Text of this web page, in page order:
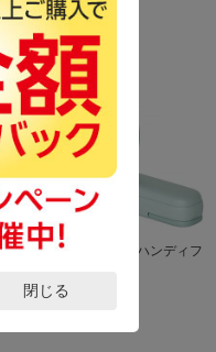
閉じる
ろ
暑さ対策に ハンディフ